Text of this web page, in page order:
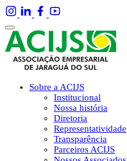
Sobre a ACIJS
Institucional
Nossa história
Diretoria
Representatividade
Transparência
Parceiros ACIJS